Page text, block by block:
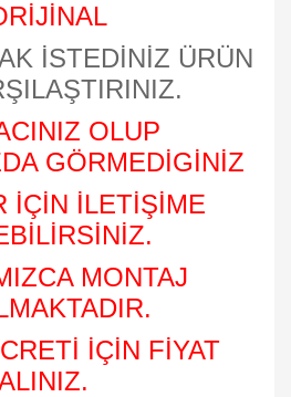
İSTEDİNİZ ÜRÜN
OLUP
GÖRMEDİGİNİZ
İÇİN İLETİŞİME
MONTAJ
İÇİN FİYAT